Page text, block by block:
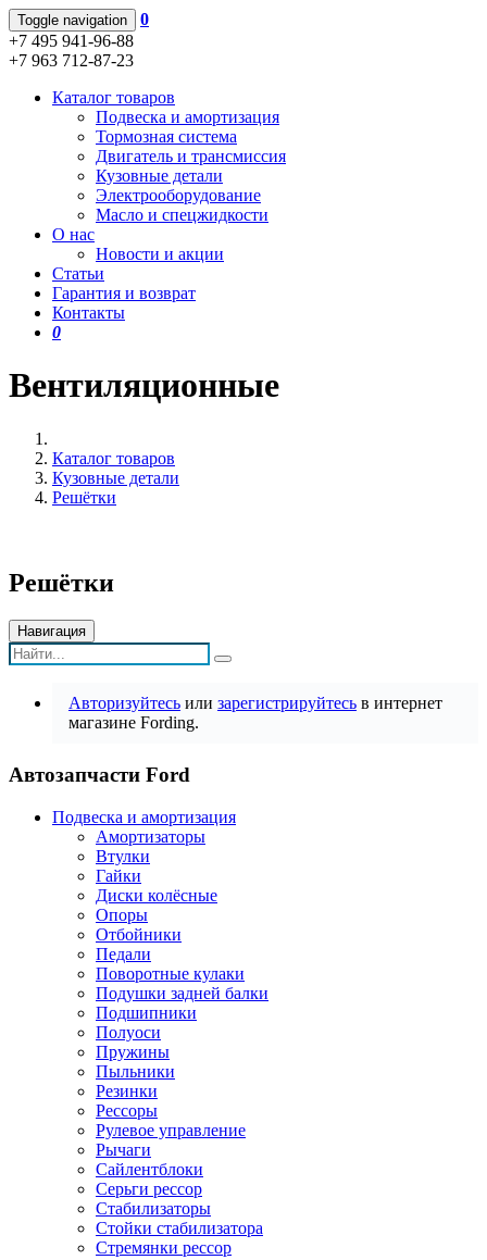
Toggle navigation
0
+7 495 941-96-88
+7 963 712-87-23
Каталог товаров
Подвеска и амортизация
Тормозная система
Двигатель и трансмиссия
Кузовные детали
Электрооборудование
Масло и спецжидкости
О нас
Новости и акции
Статьи
Гарантия и возврат
Контакты
0
Вентиляционные
Каталог товаров
Кузовные детали
Решётки
Решётки
Навигация
Авторизуйтесь или зарегистрируйтесь в интернет
магазине Fording.
Автозапчасти Ford
Подвеска и амортизация
Амортизаторы
Втулки
Гайки
Диски колёсные
Опоры
Отбойники
Педали
Поворотные кулаки
Подушки задней балки
Подшипники
Полуоси
Пружины
Пыльники
Резинки
Рессоры
Рулевое управление
Рычаги
Сайлентблоки
Серьги рессор
Стабилизаторы
Стойки стабилизатора
Стремянки рессор